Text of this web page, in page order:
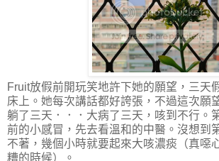
Fruit放假前開玩笑地許下她的願望，三天
床上。她每次講話都好誇張，不過這次願
躺了三天．．．大病了三天，咳到不行。
前的小感冒，先去看溫和的中醫。沒想到
不著，幾個小時就要起來大咳濃痰（真噁
糟的時候）。